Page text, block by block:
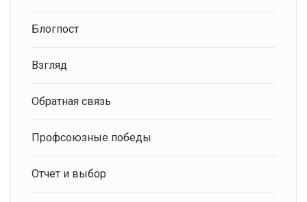
Блогпост
Взгляд
Обратная связь
Профсоюзные победы
Отчет и выбор